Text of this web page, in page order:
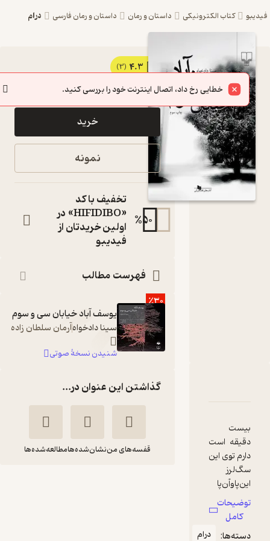
کتاب الکترونیکی داستان و رمان داستان و رمان فارسی درام
کتاب
یوسف
آباد،
خیابان
سوم اثر
سینا
دادخواه
نشر
کتاب
نویسنده
سینا دادخواه
ناشر:
نشر چشمه
دربارۀ یوسف آباد، خیابان سی و سوم
نقدها و امتیازها
بیست
دقیقه است
دارم توی این
سگ‌لرز
این‌پاوآن‌پا
می‌کنم.
گلستان دارد
توضیحات
کامل
دسته‌ها:
درام
4.3
(3)
٪40
74,000
44,400
خرید
نمونه
%
تخفیف با کد
«HIFIDIBO» در
اولین خریدتان از
فیدیبو
فهرست مطالب
٪30
یوسف آباد خیابان سی و سوم
سینا دادخواهآرمان سلطان زاده
شنیدن نسخۀ صوتی
گذاشتن این عنوان در...
قفسه‌های من نشان‌شده‌هامطالعه‌شده‌ها
خطایی رخ داد، اتصال اینترنت خود را بررسی کنید.